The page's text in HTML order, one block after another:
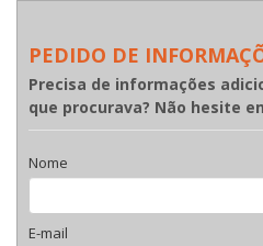
PEDIDO DE
Precisa de informações
que procurava? Não hesite
Nome
E-mail